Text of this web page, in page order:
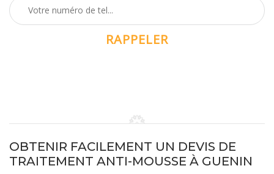
OBTENIR FACILEMENT UN DEVIS DE
TRAITEMENT ANTI-MOUSSE À GUENIN